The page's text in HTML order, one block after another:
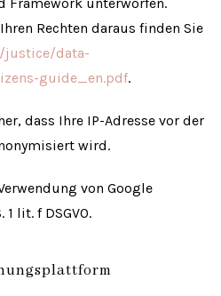
Rechten daraus finden Sie
justice/data-
guide_en.pdf.
dass Ihre IP-Adresse vor der
wird.
von Google
lit. f DSGVO.